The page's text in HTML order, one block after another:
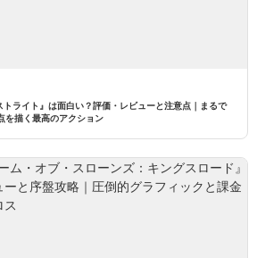
トライト』は面白い？評価・レビューと注意点｜まるで
を描く最高のアクション